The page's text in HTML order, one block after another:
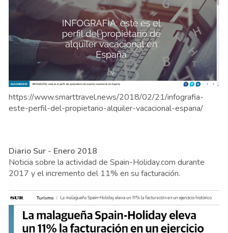
https://www.smarttravel.news/2018/02/21/infografia-
este-perfil-del-propietario-alquiler-vacacional-espana/
Diario Sur - Enero 2018
Noticia sobre la actividad de Spain-Holiday.com durante
2017 y el incremento del 11% en su facturación.